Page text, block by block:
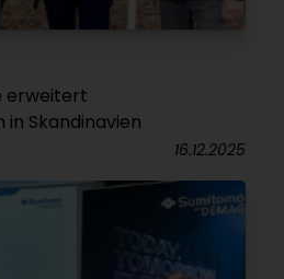
erweitert
Skandinavien
16.12.2025